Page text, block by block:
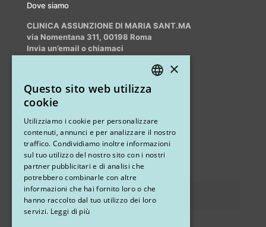
Dove siamo
CLINICA ASSUNZIONE DI MARIA SANT.MA
via Nomentana 311, 00198 Roma
Invia un’email o chiamaci
Altri studi
STUDIO MARIANETTI MED
via Sandro Pertini 26, 67051 Avezzano (AQ)
×
Questo sito web utilizza
cookie
Utilizziamo i cookie per personalizzare
contenuti, annunci e per analizzare il nostro
traffico. Condividiamo inoltre informazioni
sul tuo utilizzo del nostro sito con i nostri
partner pubblicitari e di analisi che
potrebbero combinarle con altre
informazioni che hai fornito loro o che
hanno raccolto dal tuo utilizzo dei loro
servizi. Leggi di più